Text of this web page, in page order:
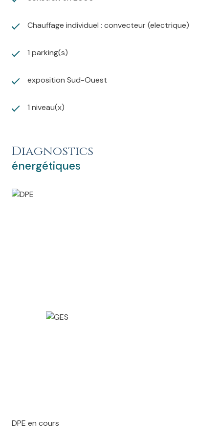
jardin offrant un espace de rangement pratique.
N’hésitez pas à venir quand vous le souhaitez pour
bretons
Chauffage individuel : convecteur (electrique)
1 parking(s)
exposition Sud-Ouest
1 niveau(x)
Diagnostics
énergétiques
DPE en cours